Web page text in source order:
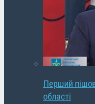
Перший
області